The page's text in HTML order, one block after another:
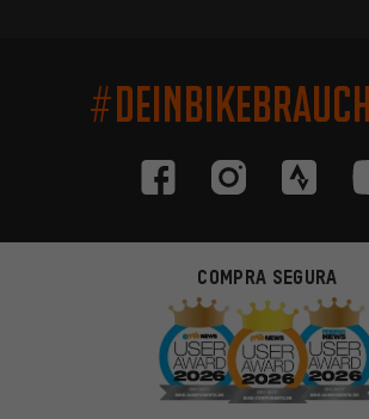
COMPRA SEGURA